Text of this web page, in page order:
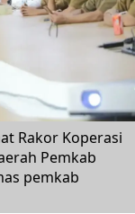
Rakor Koperasi
Pemkab
pemkab